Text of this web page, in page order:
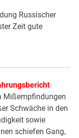
Russischer
Zeit gute
Mißempfindungen
Schwäche in den
sowie
schiefen Gang,